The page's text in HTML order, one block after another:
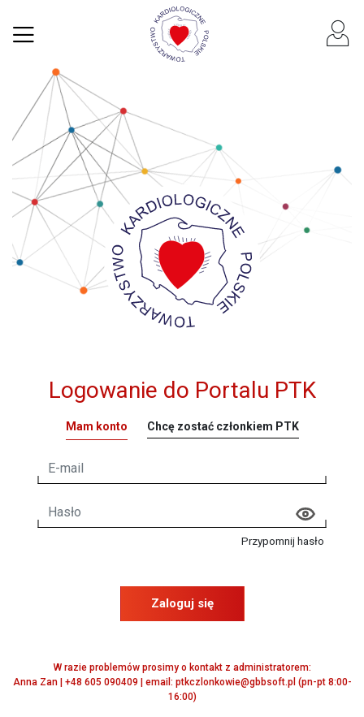
Logowanie do Portalu PTK
Mam konto Chcę zostać członkiem PTK
Przypomnij hasło
Zaloguj się
W razie problemów prosimy o kontakt z administratorem:
Anna Zan | +48 605 090409 | email: ptkczlonkowie@gbbsoft.pl (pn-pt 8:00-
16:00)